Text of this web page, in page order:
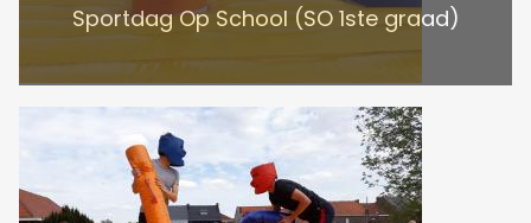
Sportdag Op School (SO 1ste graad)